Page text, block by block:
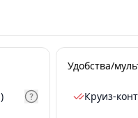
Удобства/
Круиз-